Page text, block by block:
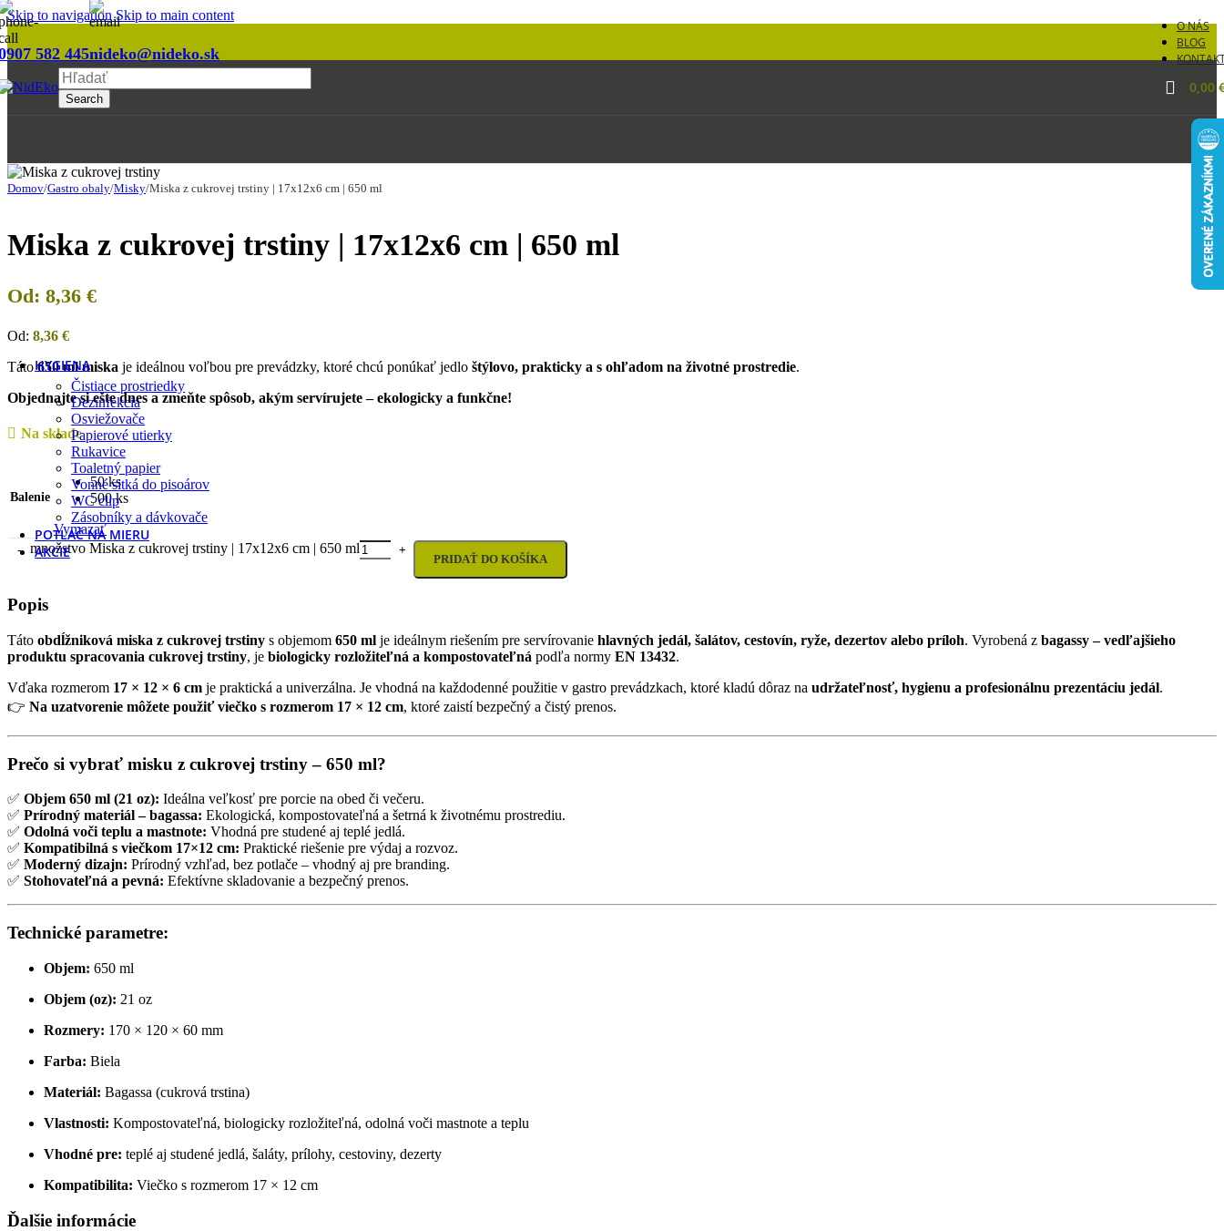
Skip to navigationSkip to main content
582 445nideko@nideko.sk
O NÁS
BLOG
Search
0,00
Reštaurácia
Podľa kategórie
Asia & sushi boxy
Krabice a boxy
Papierové vrecká a baliaci papier
Poháre a fľaše
Príbory, miešadlá a napichovadlá
Servítky a utierky
Slamky
Viečka
Zatavovanie
Potlač na mieru
HYGIENA
Čistiace prostriedky
Dezinfekcia
Osviežovače
Papierové utierky
Rukavice
Toaletný papier
Vonné sitká do pisoárov
WC clip
Zásobníky a dávkovače
POTLAČ NA MIERU
AKCIE
Domov/Gastro obaly/Misky/Miska z cukrovej trstiny | 17x12x6 cm | 650 ml
Miska z cukrovej trstiny | 17x12x6 cm | 650 ml
Od: 8,36 €
Od: 8,36 €
Táto650 ml miska je ideálnou voľbou pre prevádzky, ktoré chcú ponúkať jedlo štýlovo, prakticky a s ohľadom na životné prostredie.
Objednajte si ešte dnes a zmeňte spôsob, akým servírujete – ekologicky a funkčne!
Na sklade
Balenie
50 ks
500 ks
Vymazať
množstvo Miska z cukrovej trstiny | 17x12x6 cm | 650 ml
PRIDAŤ DO KOŠÍKA
Popis
Táto obdĺžniková miska z cukrovej trstiny s objemom 650 ml je ideálnym riešením pre servírovanie hlavných jedál, šalátov, cestovín, ryže, dezertov alebo príloh. Vyrobená z bagassy – vedľajšieho
produktu spracovania cukrovej trstiny, je biologicky rozložiteľná a kompostovateľná podľa normy EN 13432.
Vďaka rozmerom 17 × 12 × 6 cm je praktická a univerzálna. Je vhodná na každodenné použitie v gastro prevádzkach, ktoré kladú dôraz na udržateľnosť, hygienu a profesionálnu prezentáciu jedál.
👉 Na uzatvorenie môžete použiť viečko s rozmerom 17 × 12 cm, ktoré zaistí bezpečný a čistý prenos.
Prečo si vybrať misku z cukrovej trstiny – 650 ml?
✅ Objem 650 ml (21 oz): Ideálna veľkosť pre porcie na obed či večeru.
✅ Prírodný materiál – bagassa: Ekologická, kompostovateľná a šetrná k životnému prostrediu.
✅ Odolná voči teplu a mastnote: Vhodná pre studené aj teplé jedlá.
✅ Kompatibilná s viečkom 17×12 cm: Praktické riešenie pre výdaj a rozvoz.
✅ Moderný dizajn: Prírodný vzhľad, bez potlače – vhodný aj pre branding.
✅ Stohovateľná a pevná: Efektívne skladovanie a bezpečný prenos.
Technické parametre:
Objem: 650 ml
Objem (oz): 21 oz
Rozmery: 170 × 120 × 60 mm
Farba: Biela
Materiál: Bagassa (cukrová trstina)
Vlastnosti: Kompostovateľná, biologicky rozložiteľná, odolná voči mastnote a teplu
Vhodné pre: teplé aj studené jedlá, šaláty, prílohy, cestoviny, dezerty
Kompatibilita: Viečko s rozmerom 17 × 12 cm
Ďalšie informácie